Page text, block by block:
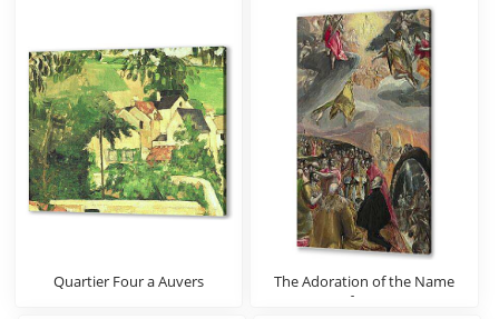
Quartier Four a Auvers
The Adoration of the Name
of Jesus